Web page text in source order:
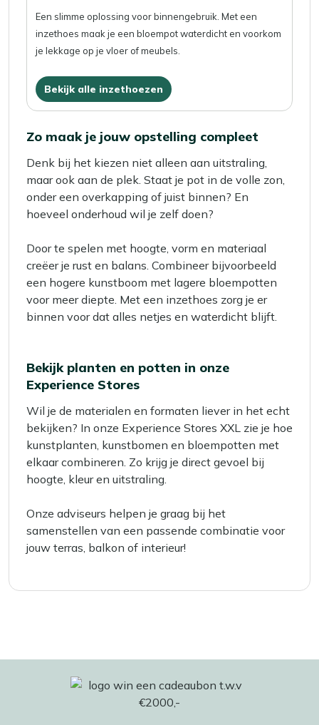
Een slimme oplossing voor binnengebruik. Met een
inzethoes maak je een bloempot waterdicht en voorkom
je lekkage op je vloer of meubels.
Bekijk alle inzethoezen
Zo maak je jouw opstelling compleet
Denk bij het kiezen niet alleen aan uitstraling,
maar ook aan de plek. Staat je pot in de volle zon,
onder een overkapping of juist binnen? En
hoeveel onderhoud wil je zelf doen?
Door te spelen met hoogte, vorm en materiaal
creëer je rust en balans. Combineer bijvoorbeeld
een hogere kunstboom met lagere bloempotten
voor meer diepte. Met een inzethoes zorg je er
binnen voor dat alles netjes en waterdicht blijft.
Bekijk planten en potten in onze
Experience Stores
Wil je de materialen en formaten liever in het echt
bekijken? In onze Experience Stores XXL zie je hoe
kunstplanten, kunstbomen en bloempotten met
elkaar combineren. Zo krijg je direct gevoel bij
hoogte, kleur en uitstraling.
Onze adviseurs helpen je graag bij het
samenstellen van een passende combinatie voor
jouw terras, balkon of interieur!